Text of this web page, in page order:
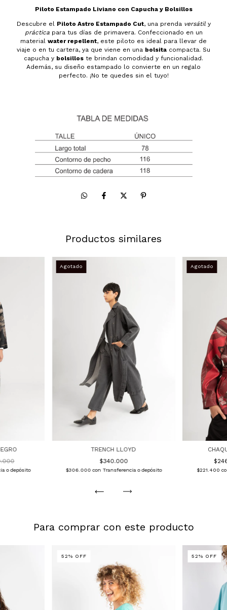
Piloto Estampado Liviano con Capucha y Bolsillos
Descubre el Piloto Astro Estampado Cut, una prenda versátily
prácticapara tus días de primavera. Confeccionado en un
material water repellent, este piloto es ideal para llevar de
viaje o en tu cartera, ya que viene en una bolsita compacta. Su
capucha y bolsillos te brindan comodidad y funcionalidad.
Además, su diseño estampado lo convierte en un regalo
perfecto. ¡No te quedes sin el tuyo!
Productos similares
o depósito
TRENCH LLOYD
$340.000
$306.000 con Transferencia o depósito $221.400
Para comprar con este producto
52% OFF 52% OFF